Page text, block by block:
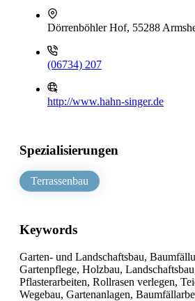
Dörrenböhler Hof, 55288
(06734) 207
http://www.hahn-singer.de
Spezialisierungen
Terrassenbau
Keywords
Garten- und Landschaftsbau,
Gartenpflege, Holzbau,
Pflasterarbeiten, Rollrasen verlegen,
Wegebau, Gartenanlagen,